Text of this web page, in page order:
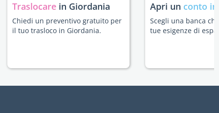
Traslocare in Giordania
Chiedi un preventivo gratuito per
il tuo trasloco in Giordania.
Apri un conto
Scegli una banca
tue esigenze di